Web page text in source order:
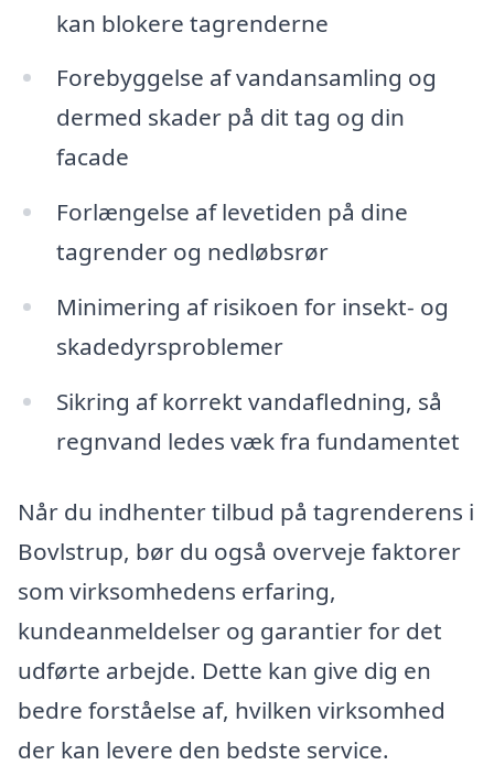
kan blokere tagrenderne
Forebyggelse af vandansamling og
dermed skader på dit tag og din
facade
Forlængelse af levetiden på dine
tagrender og nedløbsrør
Minimering af risikoen for insekt- og
skadedyrsproblemer
Sikring af korrekt vandafledning, så
regnvand ledes væk fra fundamentet
Når du indhenter tilbud på tagrenderens i
Bovlstrup, bør du også overveje faktorer
som virksomhedens erfaring,
kundeanmeldelser og garantier for det
udførte arbejde. Dette kan give dig en
bedre forståelse af, hvilken virksomhed
der kan levere den bedste service.